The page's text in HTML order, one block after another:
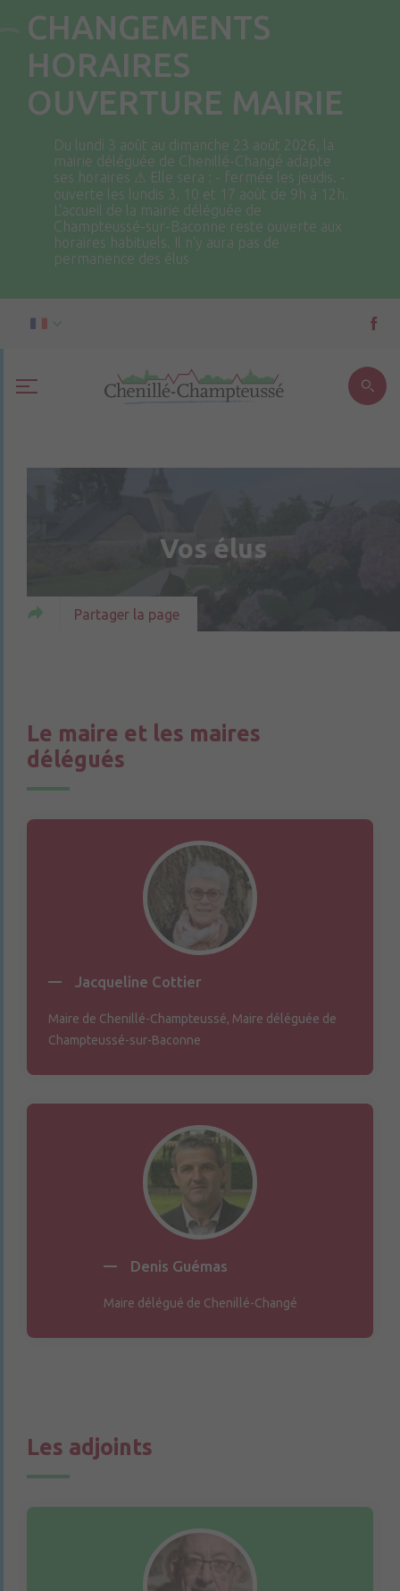
CHANGEMENTS
HORAIRES
OUVERTURE MAIRIE
Du lundi 3 août au dimanche 23 août 2026, la
mairie déléguée de Chenillé-Changé adapte
ses horaires ⚠ Elle sera : - fermée les jeudis. -
ouverte les lundis 3, 10 et 17 août de 9h à 12h.
L'accueil de la mairie déléguée de
Champteussé-sur-Baconne reste ouverte aux
horaires habituels. Il n'y aura pas de
permanence des élus
Vos élus
Partager la page
Le maire et les maires
délégués
Jacqueline Cottier
Maire de Chenillé-Champteussé, Maire déléguée de
Champteussé-sur-Baconne
Denis Guémas
Maire délégué de Chenillé-Changé
Les adjoints